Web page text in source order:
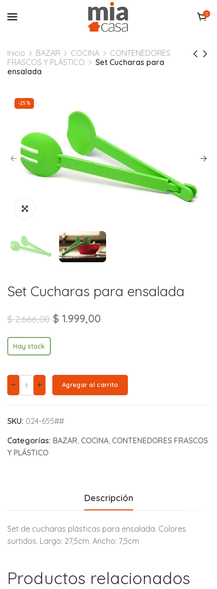
0
Inicio BAZAR COCINA
CONTENEDORES
FRASCOS Y PLÁSTICO
Set Cucharas para
ensalada
-25%
Set Cucharas para ensalada
$2.666,00 $ 1.999,00
Hay stock
Agregar al carrito
SKU: 024-655##
Categorías: BAZAR COCINA CONTENEDORES FRASCOS
Y PLÁSTICO
Descripción
Set de cucharas plásticas para ensalada. Colores
surtidos. Largo: 27,5cm. Ancho: 7,5cm
Productos relacionados